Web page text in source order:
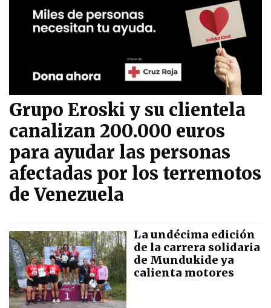
Grupo Eroski y su clientela
canalizan 200.000 euros
para ayudar las personas
afectadas por los terremotos
de Venezuela
La undécima edición
de la carrera solidaria
de Mundukide ya
calienta motores